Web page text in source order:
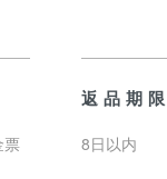
票
返品期限
8日以内